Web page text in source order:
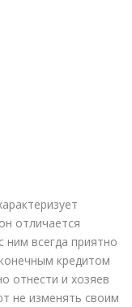
отличается
ним всегда приятно
кредитом
отнести и хозяев
не изменять своим